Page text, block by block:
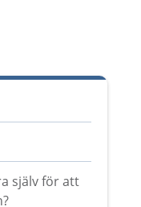
själv för att